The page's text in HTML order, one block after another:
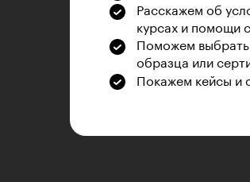
Расскажем об
курсах и помощи
Поможем
образца или
Покажем кейсы и